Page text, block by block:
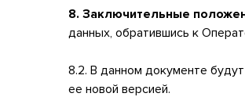
8. Заключительные
данных, обратившись к
8.2. В данном документе
ее новой версией.